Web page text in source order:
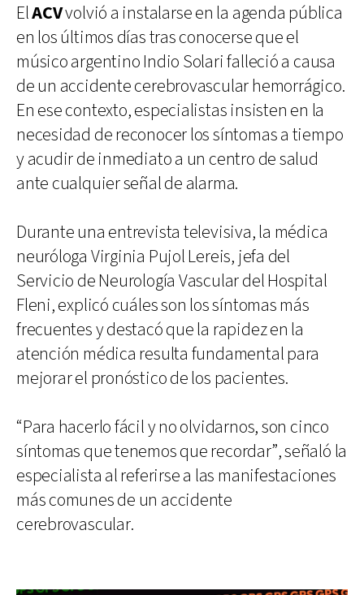
ElACVvolvió a instalarse en la agenda pública
en los últimos días tras conocerse que el
músico argentino Indio Solari falleció a causa
de un accidente cerebrovascular hemorrágico.
En ese contexto, especialistas insisten en la
necesidad de reconocer los síntomas a tiempo
y acudir de inmediato a un centro de salud
ante cualquier señal de alarma.
Durante una entrevista televisiva, la médica
neuróloga Virginia Pujol Lereis, jefa del
Servicio de Neurología Vascular del Hospital
Fleni, explicó cuáles son los síntomas más
frecuentes y destacó que la rapidez en la
atención médica resulta fundamental para
mejorar el pronóstico de los pacientes.
“Para hacerlo fácil y no olvidarnos, son cinco
síntomas que tenemos que recordar”, señaló la
especialista al referirse a las manifestaciones
más comunes de un accidente
cerebrovascular.